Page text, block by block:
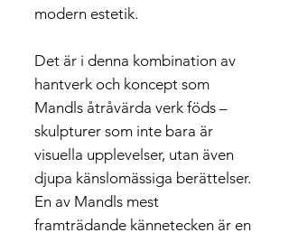
modern estetik.
Det är i denna kombination av
hantverk och koncept som
Mandls åtråvärda verk föds –
skulpturer som inte bara är
visuella upplevelser, utan även
djupa känslomässiga berättelser.
En av Mandls mest
framträdande kännetecken är en